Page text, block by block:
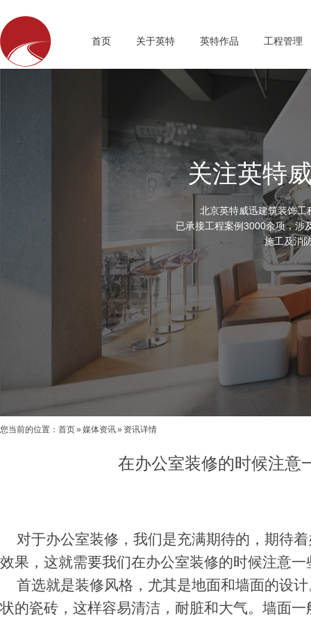
首页 关于英特 英特作品 工程管理
关注英特
北京英特威迅建筑装饰
已承接工程案例3000余项，涉
施工及消
您当前的位置： 首页» 媒体资讯» 资讯详情
在办公室装修的时候注意
对于办公室装修，我们是充满期待的，期待
效果，这就需要我们在办公室装修的时候注意一
首选就是装修风格，尤其是地面和墙面的设
状的瓷砖，这样容易清洁，耐脏和大气。墙面